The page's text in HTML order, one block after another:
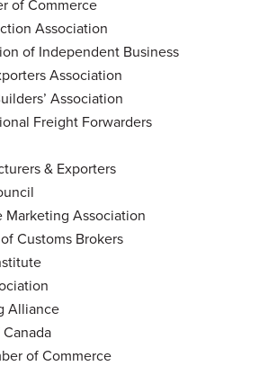
of Commerce
Association
of Independent Business
Association
Association
Freight Forwarders
& Exporters
Marketing Association
Customs Brokers
Alliance
of Commerce